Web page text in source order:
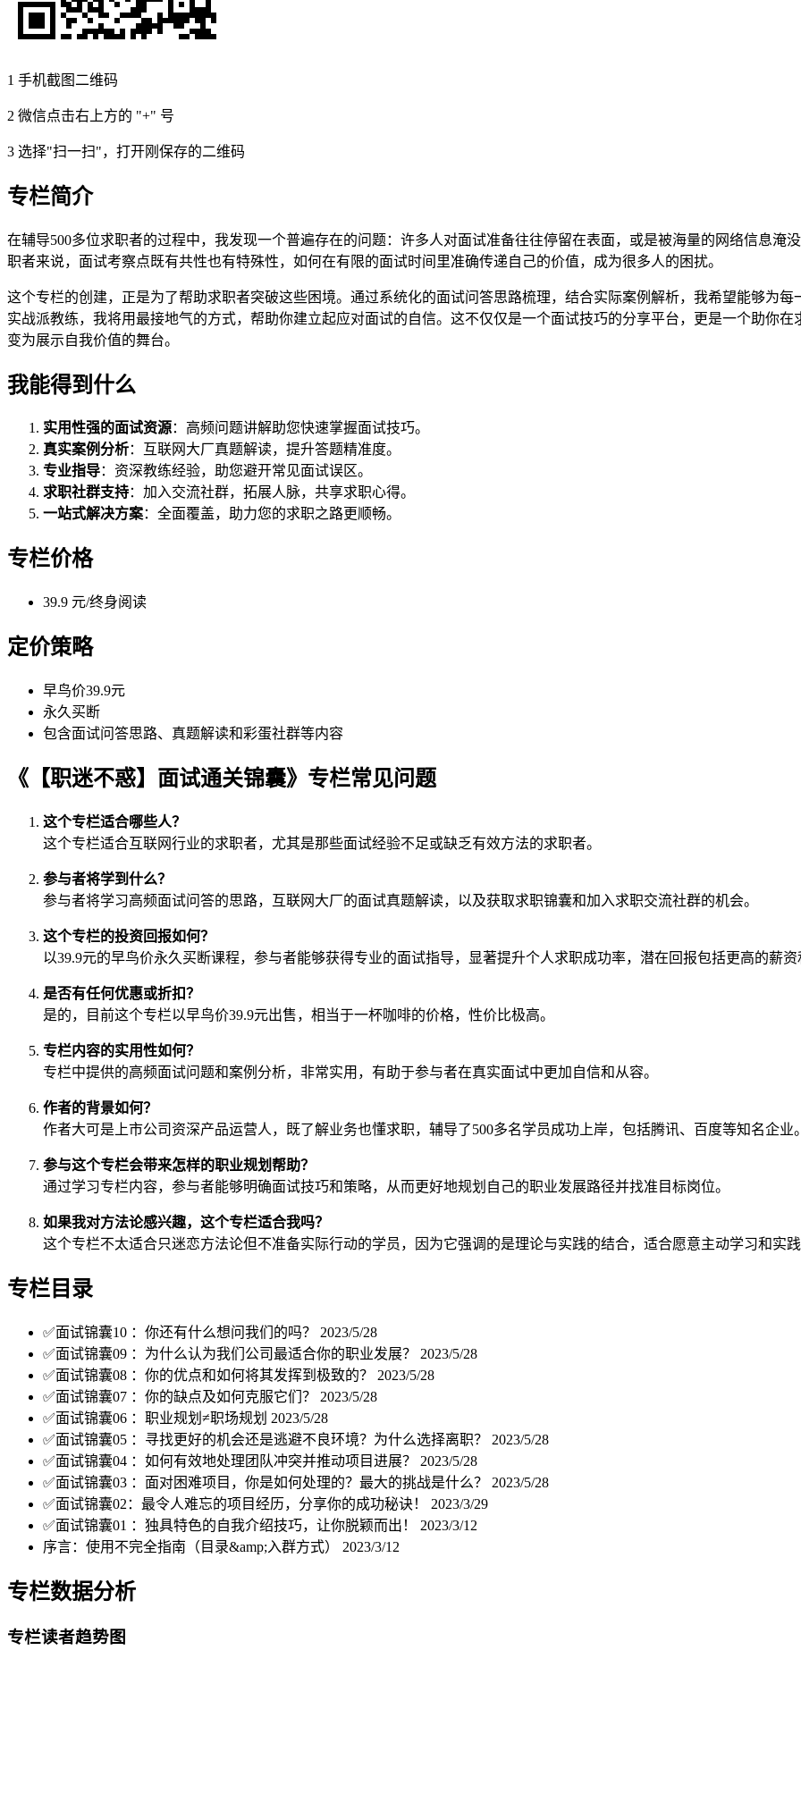
1 手机截图二维码
2 微信点击右上方的 "+" 号
3 选择"扫一扫"，打开刚保存的二维码
专栏简介
在辅导500多位求职者的过程中，我发现一个普遍存在的问题：许多人对面试准备往往停留在表面，或是被海量的网络信息淹
职者来说，面试考察点既有共性也有特殊性，如何在有限的面试时间里准确传递自己的价值，成为很多人的困扰。
这个专栏的创建，正是为了帮助求职者突破这些困境。通过系统化的面试问答思路梳理，结合实际案例解析，我希望能够为
实战派教练，我将用最接地气的方式，帮助你建立起应对面试的自信。这不仅仅是一个面试技巧的分享平台，更是一个助你
变为展示自我价值的舞台。
我能得到什么
实用性强的面试资源：高频问题讲解助您快速掌握面试技巧。
真实案例分析：互联网大厂真题解读，提升答题精准度。
专业指导：资深教练经验，助您避开常见面试误区。
求职社群支持：加入交流社群，拓展人脉，共享求职心得。
一站式解决方案：全面覆盖，助力您的求职之路更顺畅。
专栏价格
39.9 元/终身阅读
定价策略
早鸟价39.9元
永久买断
包含面试问答思路、真题解读和彩蛋社群等内容
《【职迷不惑】面试通关锦囊》专栏常见问题
这个专栏适合哪些人？
这个专栏适合互联网行业的求职者，尤其是那些面试经验不足或缺乏有效方法的求职者。
参与者将学到什么？
参与者将学习高频面试问答的思路，互联网大厂的面试真题解读，以及获取求职锦囊和加入求职交流社群的机会。
这个专栏的投资回报如何？
以39.9元的早鸟价永久买断课程，参与者能够获得专业的面试指导，显著提升个人求职成功率，潜在回报包括更高的薪资
是否有任何优惠或折扣？
是的，目前这个专栏以早鸟价39.9元出售，相当于一杯咖啡的价格，性价比极高。
专栏内容的实用性如何？
专栏中提供的高频面试问题和案例分析，非常实用，有助于参与者在真实面试中更加自信和从容。
作者的背景如何？
作者大可是上市公司资深产品运营人，既了解业务也懂求职，辅导了500多名学员成功上岸，包括腾讯、百度等知名企业。
参与这个专栏会带来怎样的职业规划帮助？
通过学习专栏内容，参与者能够明确面试技巧和策略，从而更好地规划自己的职业发展路径并找准目标岗位。
如果我对方法论感兴趣，这个专栏适合我吗？
这个专栏不太适合只迷恋方法论但不准备实际行动的学员，因为它强调的是理论与实践的结合，适合愿意主动学习和实践
专栏目录
✅面试锦囊10 ：你还有什么想问我们的吗？ 2023/5/28
✅面试锦囊09 ：为什么认为我们公司最适合你的职业发展？ 2023/5/28
✅面试锦囊08 ：你的优点和如何将其发挥到极致的？ 2023/5/28
✅面试锦囊07 ：你的缺点及如何克服它们？ 2023/5/28
✅面试锦囊06 ：职业规划≠职场规划 2023/5/28
✅面试锦囊05 ：寻找更好的机会还是逃避不良环境？为什么选择离职？ 2023/5/28
✅面试锦囊04 ：如何有效地处理团队冲突并推动项目进展？ 2023/5/28
✅面试锦囊03 ：面对困难项目，你是如何处理的？最大的挑战是什么？ 2023/5/28
✅面试锦囊02：最令人难忘的项目经历，分享你的成功秘诀！ 2023/3/29
✅面试锦囊01 ：独具特色的自我介绍技巧，让你脱颖而出！ 2023/3/12
序言：使用不完全指南（目录&amp;入群方式） 2023/3/12
专栏数据分析
专栏读者趋势图